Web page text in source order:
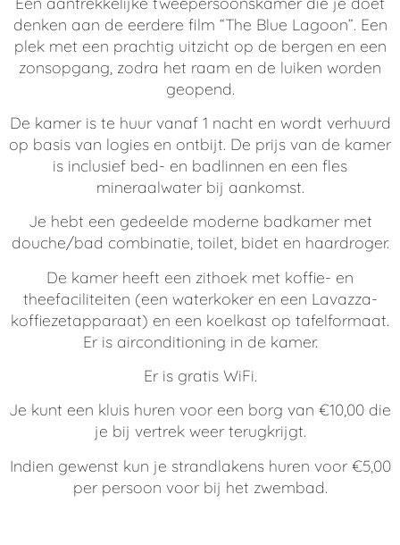
denken aan de eerdere film “The Blue Lagoon”. Een
plek met een prachtig uitzicht op de bergen en een
zonsopgang, zodra het raam en de luiken worden
geopend.
De kamer is te huur vanaf 1 nacht en wordt verhuurd
op basis van logies en ontbijt. De prijs van de kamer
is inclusief bed- en badlinnen en een fles
mineraalwater bij aankomst.
Je hebt een gedeelde moderne badkamer met
douche/bad combinatie, toilet, bidet en haardroger.
De kamer heeft een zithoek met koffie- en
theefaciliteiten (een waterkoker en een Lavazza-
koffiezetapparaat) en een koelkast op tafelformaat.
Er is airconditioning in de kamer.
Er is gratis WiFi.
Je kunt een kluis huren voor een borg van €10,00 die
je bij vertrek weer terugkrijgt.
Indien gewenst kun je strandlakens huren voor €5,00
per persoon voor bij het zwembad.